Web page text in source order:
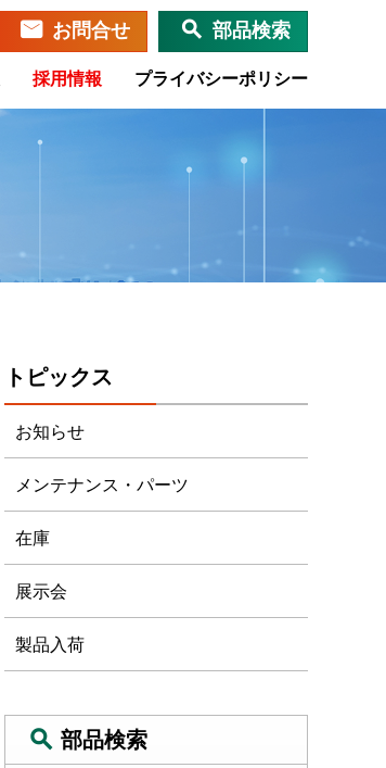
お問合せ 部品検索
採用情報 プライバシーポリシー
トピックス
お知らせ
メンテナンス・パーツ
在庫
展示会
製品入荷
部品検索